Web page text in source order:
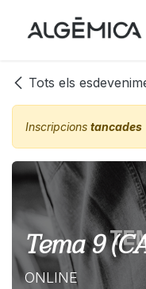
Tots els
Inscripcions tancades
Tema 9
ONLINE